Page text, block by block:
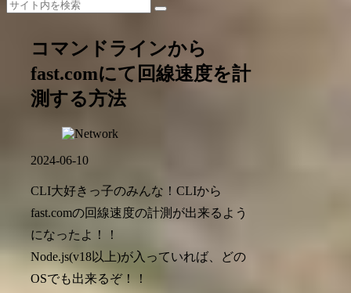
コマンドラインから
fast.comにて回線速度を計
測する方法
2024-06-10
CLI大好きっ子のみんな！CLIから
fast.comの回線速度の計測が出来るよう
になったよ！！
Node.js(v18以上)が入っていれば、どの
OSでも出来るぞ！！